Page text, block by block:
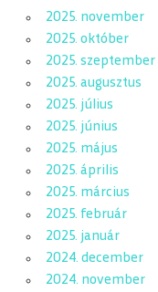
2025. november
2025. október
2025. szeptember
2025. augusztus
2025. július
2025. június
2025. május
2025. április
2025. március
2025. február
2025. január
2024. december
2024. november